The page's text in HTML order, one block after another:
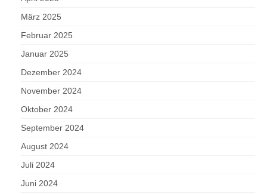
März 2025
Februar 2025
Januar 2025
Dezember 2024
November 2024
Oktober 2024
September 2024
August 2024
Juli 2024
Juni 2024